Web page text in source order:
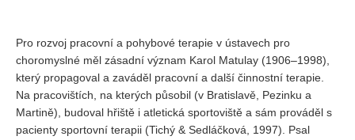
Pro rozvoj pracovní a pohybové terapie v ústavech pro
choromyslné měl zásadní význam Karol Matulay (1906–1998),
který propagoval a zaváděl pracovní a další činnostní terapie.
Na pracovištích, na kterých působil (v Bratislavě, Pezinku a
Martině), budoval hřiště i atletická sportoviště a sám prováděl s
pacienty sportovní terapii (Tichý & Sedláčková, 1997). Psal